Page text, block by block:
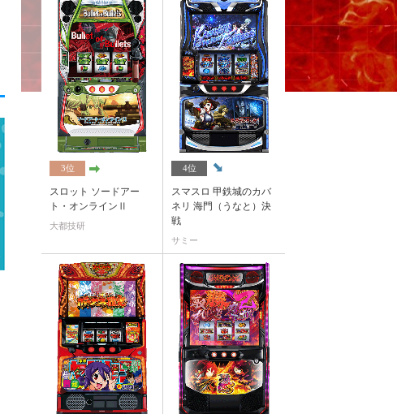
3位
スロット ソードアー
ト・オンラインⅡ
大都技研
4位
スマスロ 甲鉄城のカバ
ネリ 海門（うなと）決
戦
サミー